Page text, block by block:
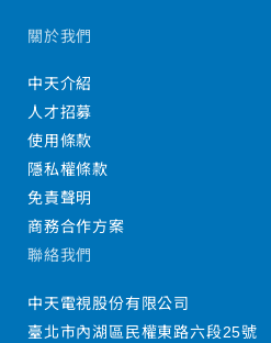
關於我們
中天介紹
人才招募
使用條款
隱私權條款
免責聲明
商務合作方案
聯絡我們
中天電視股份有限公司
臺北市內湖區民權東路六段25號